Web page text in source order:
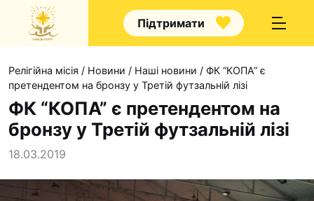
Підтримати
Про нас
Волонтерство
Релігійна місія / Новини / Наші новини / ФК “КОПА” є
претендентом на бронзу у Третій футзальній лізі
ФК “КОПА” є претендентом на
бронзу у Третій футзальній лізі
18.03.2019